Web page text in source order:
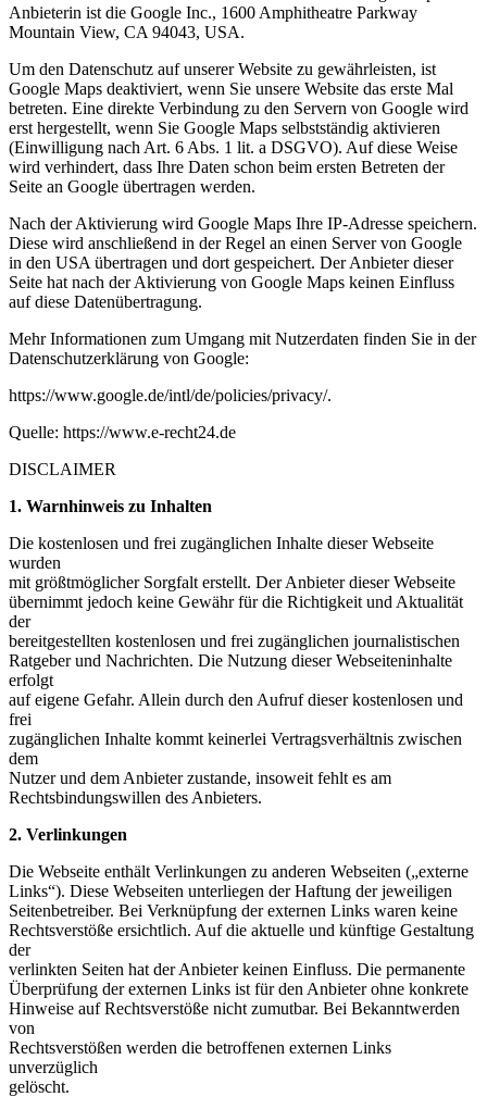
Anbieterin ist die Google Inc., 1600 Amphitheatre Parkway
Mountain View, CA 94043, USA.
Um den Datenschutz auf unserer Website zu gewährleisten, ist
Google Maps deaktiviert, wenn Sie unsere Website das erste Mal
betreten. Eine direkte Verbindung zu den Servern von Google wird
erst hergestellt, wenn Sie Google Maps selbstständig aktivieren
(Einwilligung nach Art. 6 Abs. 1 lit. a DSGVO). Auf diese Weise
wird verhindert, dass Ihre Daten schon beim ersten Betreten der
Seite an Google übertragen werden.
Nach der Aktivierung wird Google Maps Ihre IP-Adresse speichern.
Diese wird anschließend in der Regel an einen Server von Google
in den USA übertragen und dort gespeichert. Der Anbieter dieser
Seite hat nach der Aktivierung von Google Maps keinen Einfluss
auf diese Datenübertragung.
Mehr Informationen zum Umgang mit Nutzerdaten finden Sie in der
Datenschutzerklärung von Google:
https://www.google.de/intl/de/policies/privacy/.
Quelle: https://www.e-recht24.de
DISCLAIMER
1. Warnhinweis zu Inhalten
Die kostenlosen und frei zugänglichen Inhalte dieser Webseite
wurden
mit größtmöglicher Sorgfalt erstellt. Der Anbieter dieser Webseite
übernimmt jedoch keine Gewähr für die Richtigkeit und Aktualität
der
bereitgestellten kostenlosen und frei zugänglichen journalistischen
Ratgeber und Nachrichten. Die Nutzung dieser Webseiteninhalte
erfolgt
auf eigene Gefahr. Allein durch den Aufruf dieser kostenlosen und
frei
zugänglichen Inhalte kommt keinerlei Vertragsverhältnis zwischen
dem
Nutzer und dem Anbieter zustande, insoweit fehlt es am
Rechtsbindungswillen des Anbieters.
2. Verlinkungen
Die Webseite enthält Verlinkungen zu anderen Webseiten („externe
Links“). Diese Webseiten unterliegen der Haftung der jeweiligen
Seitenbetreiber. Bei Verknüpfung der externen Links waren keine
Rechtsverstöße ersichtlich. Auf die aktuelle und künftige Gestaltung
der
verlinkten Seiten hat der Anbieter keinen Einfluss. Die permanente
Überprüfung der externen Links ist für den Anbieter ohne konkrete
Hinweise auf Rechtsverstöße nicht zumutbar. Bei Bekanntwerden
von
Rechtsverstößen werden die betroffenen externen Links
unverzüglich
gelöscht.